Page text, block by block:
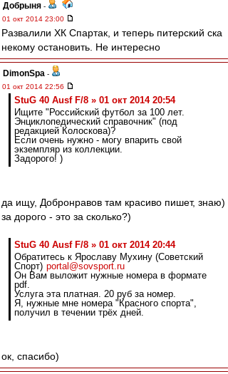
Добрыня -
01 окт 2014 23:00
Развалили ХК Спартак, и теперь питерский ска
некому остановить. Не интересно
DimonSpa -
01 окт 2014 22:56
StuG 40 Ausf F/8 » 01 окт 2014 20:54
Ищите "Российский футбол за 100 лет.
Энциклопедический справочник" (под
редакцией Колоскова)?
Если очень нужно - могу впарить свой
экземпляр из коллекции.
Задорого! )
да ищу, Добронравов там красиво пишет, знаю)
за дорого - это за сколько?)
StuG 40 Ausf F/8 » 01 окт 2014 20:44
Обратитесь к Ярославу Мухину (Советский
Спорт) portal@sovsport.ru
Он Вам выложит нужные номера в формате
pdf.
Услуга эта платная. 20 руб за номер.
Я, нужные мне номера "Красного спорта",
получил в течении трёх дней.
ок, спасибо)